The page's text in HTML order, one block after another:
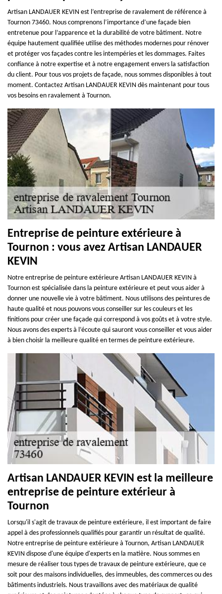
Artisan LANDAUER KEVIN est l’entreprise de ravalement de référence à
Tournon 73460. Nous comprenons l’importance d’une façade bien
entretenue pour l’apparence et la durabilité de votre bâtiment. Notre
équipe hautement qualifiée utilise des méthodes modernes pour rénover
et protéger vos façades contre les intempéries et les dommages. Faites
confiance à notre expertise et à notre engagement envers la satisfaction
du client. Pour tous vos projets de façade, nous sommes disponibles à tout
moment. Contactez Artisan LANDAUER KEVIN dès maintenant pour tous
vos besoins en ravalement à Tournon.
Entreprise de peinture extérieure à
Tournon : vous avez Artisan LANDAUER
KEVIN
Notre entreprise de peinture extérieure Artisan LANDAUER KEVIN à
Tournon est spécialisée dans la peinture extérieure et peut vous aider à
donner une nouvelle vie à votre bâtiment. Nous utilisons des peintures de
haute qualité et nous pouvons vous conseiller sur les couleurs et les
finitions pour créer une façade qui correspond à vos goûts et à votre style.
Nous avons des experts à l’écoute qui sauront vous conseiller et vous aider
à bien choisir la meilleure qualité en termes de peinture extérieure.
Artisan LANDAUER KEVIN est la meilleure
entreprise de peinture extérieur à
Tournon
Lorsqu'il s'agit de travaux de peinture extérieure, il est important de faire
appel à des professionnels qualifiés pour garantir un résultat de qualité.
Notre entreprise de peinture extérieure à Tournon, Artisan LANDAUER
KEVIN dispose d'une équipe d'experts en la matière. Nous sommes en
mesure de réaliser tous types de travaux de peinture extérieure, que ce
soit pour des maisons individuelles, des immeubles, des commerces ou des
bâtiments industriels. Nous travaillons avec des matériaux de qualité